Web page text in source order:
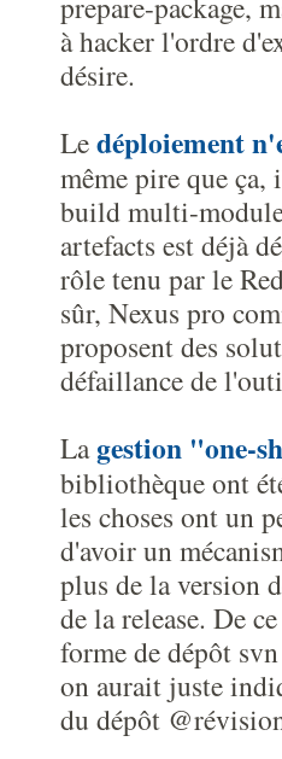
à hacker l'ordre
désire.
Ledéploiement
même pire que
build multi-
artefacts est déjà
rôle tenu par le
sûr, Nexus pro
proposent des
défaillance de
Lagestion "one-
bibliothèque ont
les choses ont un
d'avoir un
plus de la version
de la release. De
forme de dépôt
on aurait juste
du dépôt